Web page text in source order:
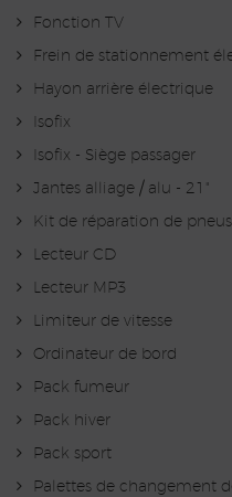
Fonction TV
Frein de stationnement
Hayon arrière électrique
Isofix
Isofix - Siège passager
Jantes alliage / alu - 21"
Kit de réparation de pneus
Lecteur CD
Lecteur MP3
Limiteur de vitesse
Ordinateur de bord
Pack fumeur
Pack hiver
Pack sport
Palettes de changement